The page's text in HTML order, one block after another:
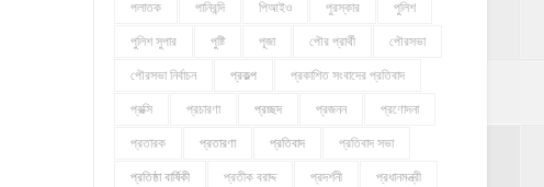
পলাতক পানিবন্দি পিআইও পুরস্কার পুলিশ
পুলিশ সুপার পুষ্টি পূজা পৌর প্রার্থী পৌরসভা
পৌরসভা নির্বাচন প্রকল্প প্রকাশিত সংবাদের প্রতিবাদ
প্রক্সি প্রচারণা প্রচ্ছদ প্রজনন প্রণোদনা
প্রতারক প্রতারণা প্রতিবাদ প্রতিবাদ সভা
প্রতিষ্ঠা বার্ষিকী প্রতীক বরাদ্দ প্রদর্শনী প্রধানমন্ত্রী